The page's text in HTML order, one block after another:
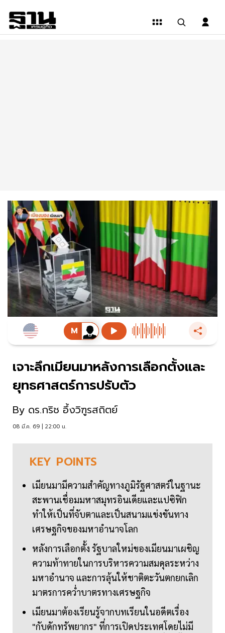
เจาะลึกเมียนมาหลังการเลือกตั้งและ
ยุทธศาสตร์การปรับตัว
By ดร.กริช อึ้งวิฑูรสถิตย์
08 มี.ค. 69 | 22:00 น.
KEY POINTS
เมียนมามีความสำคัญทางภูมิรัฐศาสตร์ในฐานะ
สะพานเชื่อมมหาสมุทรอินเดียและแปซิฟิก
ทำให้เป็นที่จับตาและเป็นสนามแข่งขันทาง
เศรษฐกิจของมหาอำนาจโลก
หลังการเลือกตั้ง รัฐบาลใหม่ของเมียนมาเผชิญ
ความท้าทายในการบริหารความสมดุลระหว่าง
มหาอำนาจ และการลุ้นให้ชาติตะวันตกยกเลิก
มาตรการคว่ำบาตรทางเศรษฐกิจ
เมียนมาต้องเรียนรู้จากบทเรียนในอดีตเรื่อง
"กับดักทรัพยากร" ที่การเปิดประเทศโดยไม่มี